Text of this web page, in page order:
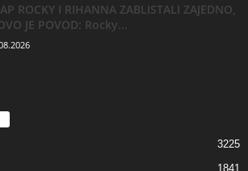
ROCKY I RIHANNA ZABLISTALI ZAJEDNO,
JE POVOD: Rocky...
3225
1841